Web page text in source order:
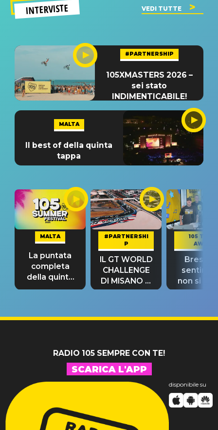
INTERVISTE VEDI TUTTE
#PARTNERSHIP
105XMASTERS 2026 –
sei stato
INDIMENTICABILE!
MALTA
Il best of della quinta
tappa
MALTA
La puntata
completa
della quinta
tappa
#PARTNERSHI
P
IL GT WORLD
CHALLENGE
DI MISANO si
riconferma
105 TAKE
AWAY
Bresh:
non si
fino alla
RADIO 105 SEMPRE CON TE!
SCARICA L'APP
disponibile su